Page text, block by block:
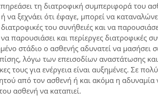
τη διατροφική συμπεριφορά του
να ξεχνάει ότι έφαγε, μπορεί να
του συνήθειές και να
παρουσιάσει και περίεργες διατροφικές
στάδιο ο ασθενής αδυνατεί να μασήσει
λόγω των επεισοδίων αναστάτωσης
τους για ενέργεια είναι αυξημένες. Σε
από τον ασθενή ή και ακόμα η αδυναμία
ασθενή να καταπιεί.